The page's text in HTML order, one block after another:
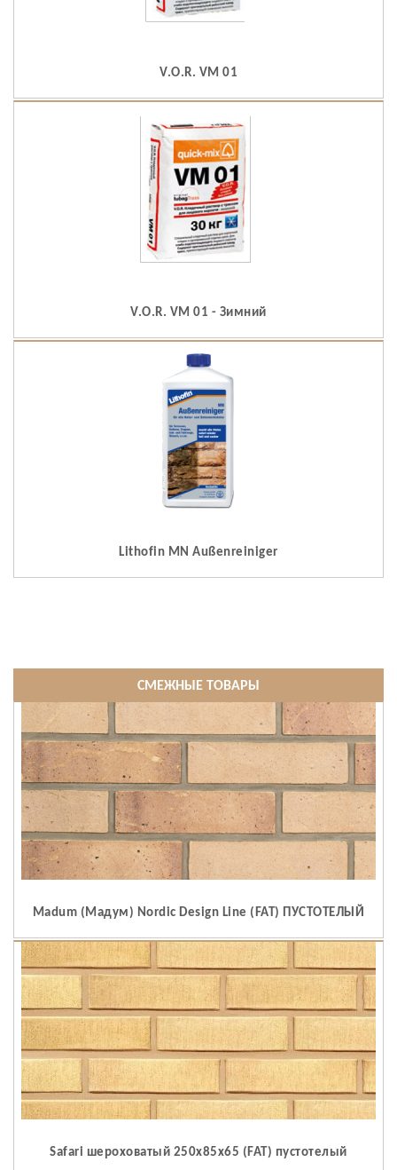
V.O.R. VM 01
V.O.R. VM 01 - Зимний
Lithofin MN Außenreiniger
СМЕЖНЫЕ ТОВАРЫ
Madum (Мадум) Nordic Design Line (FAT) ПУСТОТЕЛЫЙ
Safari шероховатый 250x85x65 (FAT) пустотелый